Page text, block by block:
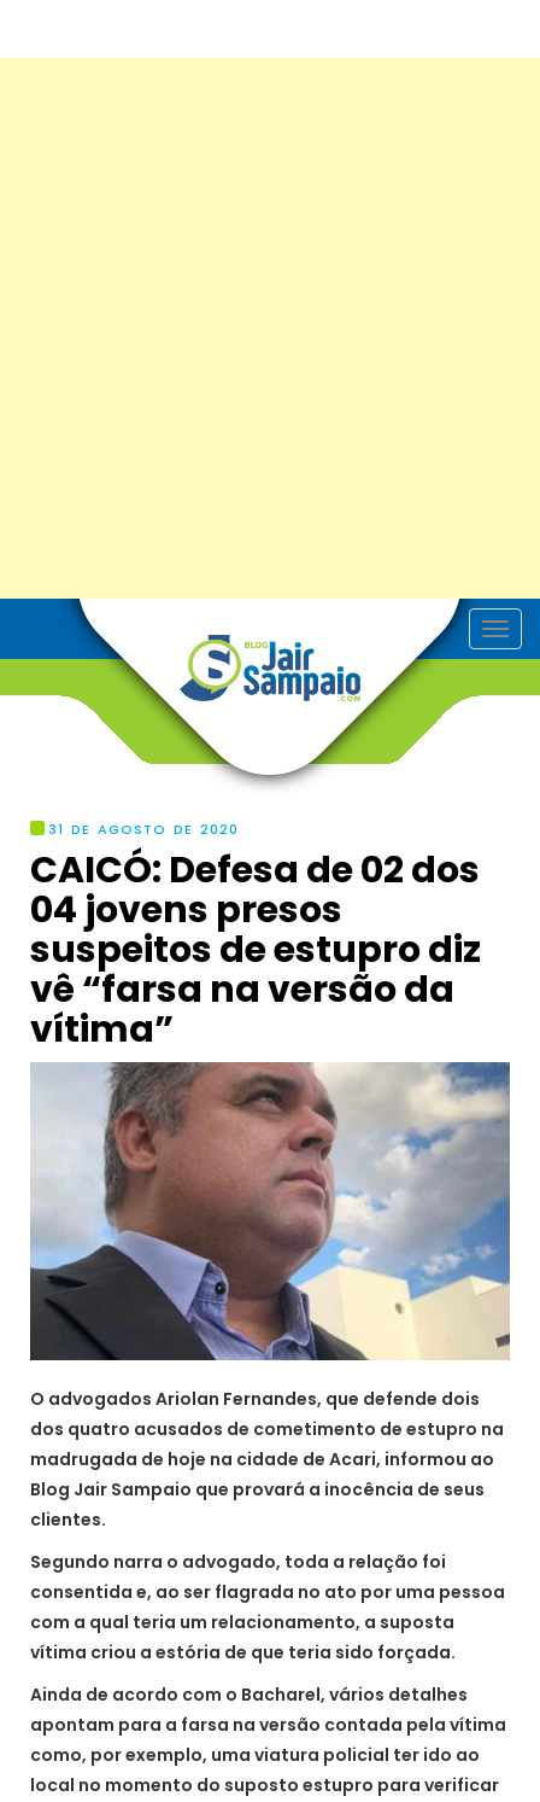
T
o
31 DE AGOSTO DE 2020
CAICÓ: Defesa de 02 dos
04 jovens presos
suspeitos de estupro diz
vê “farsa na versão da
vítima”
O advogados Ariolan Fernandes, que defende dois
dos quatro acusados de cometimento de estupro na
madrugada de hoje na cidade de Acari, informou ao
Blog Jair Sampaio que provará a inocência de seus
clientes.
Segundo narra o advogado, toda a relação foi
consentida e, ao ser flagrada no ato por uma pessoa
com a qual teria um relacionamento, a suposta
vítima criou a estória de que teria sido forçada.
Ainda de acordo com o Bacharel, vários detalhes
apontam para a farsa na versão contada pela vítima
como, por exemplo, uma viatura policial ter ido ao
local no momento do suposto estupro para verificar